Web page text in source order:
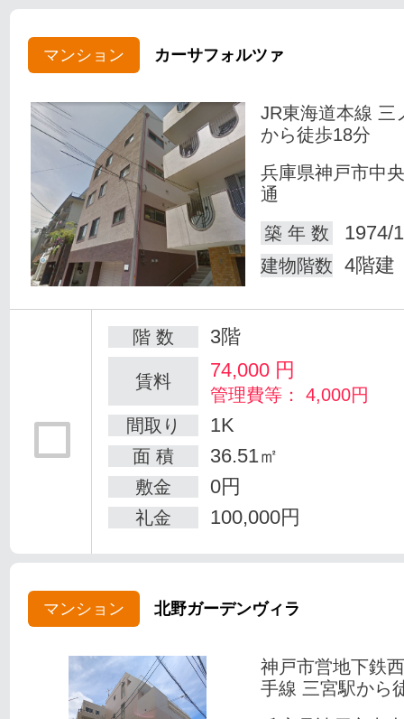
マンション カーサフォルツァ
JR東海道本線 三
から徒歩18分
兵庫県神戸市中
通
築 年 数
1974/
建物階数 4階建
階 数 3階
賃料 74,000 円
管理費等： 4,000円
間取り
1K
面 積 36.51㎡
敷金 0円
礼金 100,000円
マンション 北野ガーデンヴィラ
神戸市営地下鉄
手線 三宮駅から